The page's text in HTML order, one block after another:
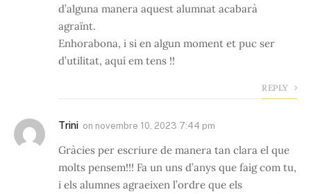
d’alguna manera aquest alumnat acabarà
agraïnt.
Enhorabona, i si en algun moment et puc ser
d’utilitat, aquí em tens !!
REPLY
Trini on novembre 10, 2023 7:44 pm
Gràcies per escriure de manera tan clara el que
molts pensem!!! Fa un uns d’anys que faig com tu,
i els alumnes agraeixen l’ordre que els